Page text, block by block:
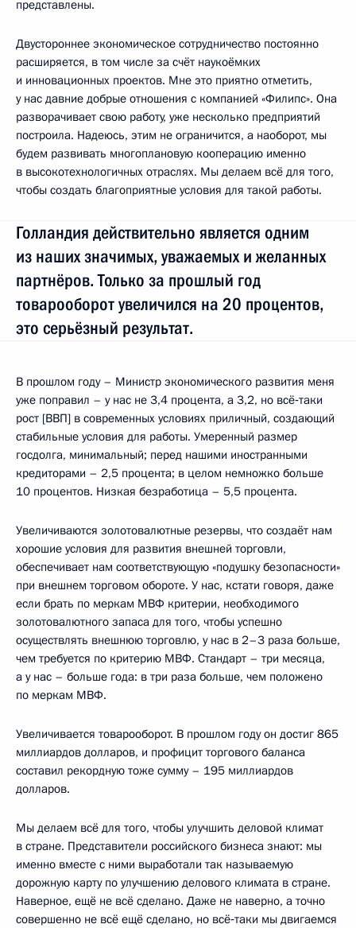
представлены.
Двустороннее экономическое сотрудничество постоянно
расширяется, в том числе за счёт наукоёмких
и инновационных проектов. Мне это приятно отметить,
у нас давние добрые отношения с компанией «Филипс». Она
разворачивает свою работу, уже несколько предприятий
построила. Надеюсь, этим не ограничится, а наоборот, мы
будем развивать многоплановую кооперацию именно
в высокотехнологичных отраслях. Мы делаем всё для того,
чтобы создать благоприятные условия для такой работы.
Голландия действительно является одним
из наших значимых, уважаемых и желанных
партнёров. Только за прошлый год
товарооборот увеличился на 20 процентов,
это серьёзный результат.
В прошлом году – Министр экономического развития меня
уже поправил – у нас не 3,4 процента, а 3,2, но всё‑таки
рост [ВВП] в современных условиях приличный, создающий
стабильные условия для работы. Умеренный размер
госдолга, минимальный; перед нашими иностранными
кредиторами – 2,5 процента; в целом немножко больше
10 процентов. Низкая безработица – 5,5 процента.
Увеличиваются золотовалютные резервы, что создаёт нам
хорошие условия для развития внешней торговли,
обеспечивает нам соответствующую «подушку безопасности»
при внешнем торговом обороте. У нас, кстати говоря, даже
если брать по меркам МВФ критерии, необходимого
золотовалютного запаса для того, чтобы успешно
осуществлять внешнюю торговлю, у нас в 2–3 раза больше,
чем требуется по критерию МВФ. Стандарт – три месяца,
а у нас – больше года: в три раза больше, чем положено
по меркам МВФ.
Увеличивается товарооборот. В прошлом году он достиг 865
миллиардов долларов, и профицит торгового баланса
составил рекордную тоже сумму – 195 миллиардов
долларов.
Мы делаем всё для того, чтобы улучшить деловой климат
в стране. Представители российского бизнеса знают: мы
именно вместе с ними выработали так называемую
дорожную карту по улучшению делового климата в стране.
Наверное, ещё не всё сделано. Даже не наверно, а точно
совершенно не всё ещё сделано, но всё‑таки мы двигаемся